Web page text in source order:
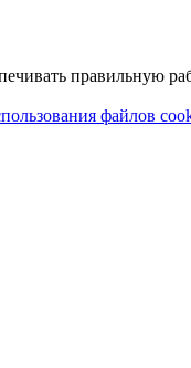
правильную
файлов